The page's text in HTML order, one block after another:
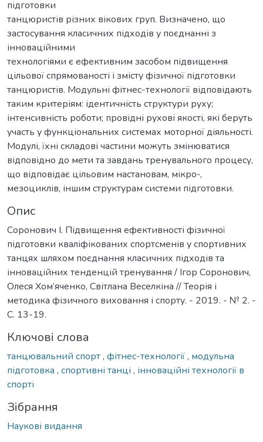
підготовки
танцюристів різних вікових груп. Визначено, що
застосування класичних підходів у поєднанні з
інноваційними
технологіями є ефективним засобом підвищення
цільової спрямованості і змісту фізичної підготовки
танцюристів. Модульні фітнес-технології відповідають
таким критеріям: ідентичність структури руху;
інтенсивність роботи; провідні рухові якості, які беруть
участь у функціональних системах моторної діяльності.
Модулі, їхні складові частини можуть змінюватися
відповідно до мети та завдань тренувального процесу,
що відповідає цільовим настановам, мікро-,
мезоциклів, іншим структурам системи підготовки.
Опис
Соронович І. Підвищення ефективності фізичної
підготовки кваліфікованих спортсменів у спортивних
танцях шляхом поєднання класичних підходів та
інноваційних тенденцій тренування / Ігор Соронович,
Олеся Хом’яченко, Світлана Веселкіна // Теорія і
методика фізичного виховання і спорту. - 2019. - № 2. -
С. 13-19.
Ключові слова
танцювальний спорт, фітнес-технології, модульна
підготовка , спортивні танці , інноваційні технології в
спорті
Зібрання
Наукові видання